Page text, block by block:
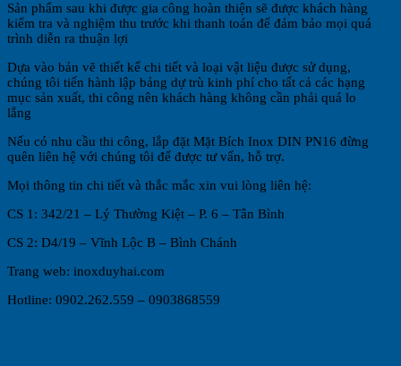
Sản phẩm sau khi được gia công hoàn thiện sẽ được khách hàng
kiểm tra và nghiệm thu trước khi thanh toán để đảm bảo mọi quá
trình diễn ra thuận lợi
Dựa vào bản vẽ thiết kế chi tiết và loại vật liệu được sử dụng,
chúng tôi tiến hành lập bảng dự trù kinh phí cho tất cả các hạng
mục sản xuất, thi công nên khách hàng không cần phải quá lo
lắng
Nếu có nhu cầu thi công, lắp đặt Mặt Bích Inox DIN PN16 đừng
quên liên hệ với chúng tôi để được tư vấn, hỗ trợ.
Mọi thông tin chi tiết và thắc mắc xin vui lòng liên hệ:
CS 1: 342/21 – Lý Thường Kiệt – P. 6 – Tân Bình
CS 2: D4/19 – Vĩnh Lộc B – Bình Chánh
Trang web: inoxduyhai.com
Hotline: 0902.262.559 – 0903868559